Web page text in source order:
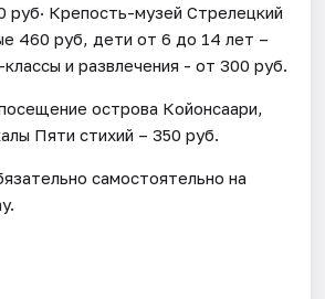
руб· Крепость-музей Стрелецкий
460 руб, дети от 6 до 14 лет –
и развлечения - от 300 руб.
острова Койонсаари,
Пяти стихий – 350 руб.
самостоятельно на